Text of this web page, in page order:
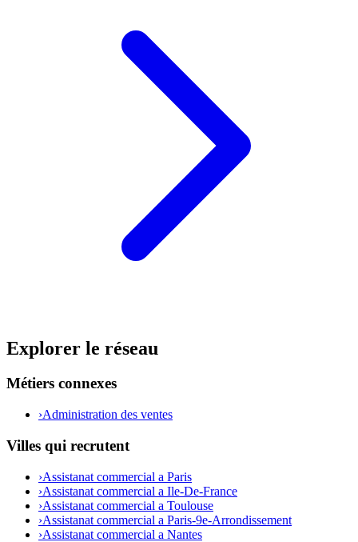
Explorer le réseau
Métiers connexes
›Administration des ventes
Villes qui recrutent
›Assistanat commercial a Paris
›Assistanat commercial a Ile-De-France
›Assistanat commercial a Toulouse
›Assistanat commercial a Paris-9e-Arrondissement
›Assistanat commercial a Nantes